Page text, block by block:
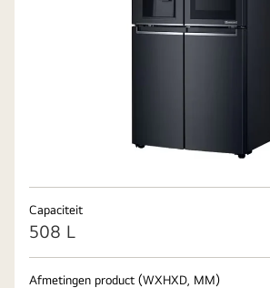
Capaciteit
508 L
Afmetingen product (WXHXD, MM)